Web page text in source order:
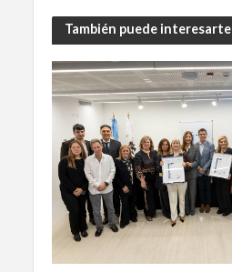
También puede interesarte